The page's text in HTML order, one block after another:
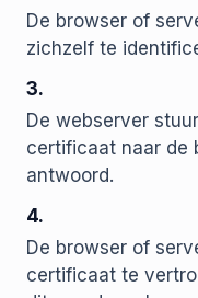
De browser of
zichzelf te
3.
De webserver
certificaat naar de
antwoord.
4.
De browser of
certificaat te